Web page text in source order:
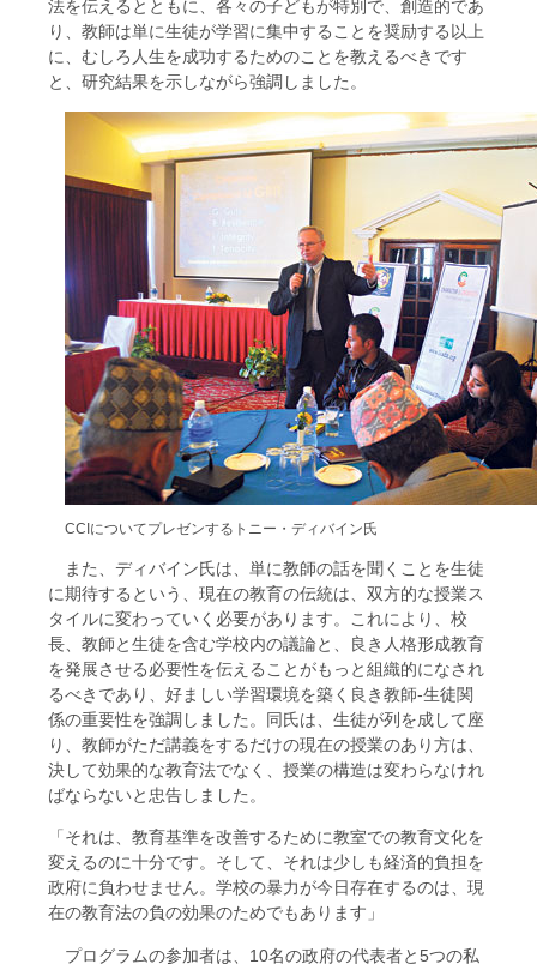
法を伝えるとともに、各々の子どもが特別で、創造的であ
り、教師は単に生徒が学習に集中することを奨励する以上
に、むしろ人生を成功するためのことを教えるべきです
と、研究結果を示しながら強調しました。
CCIについてプレゼンするトニー・ディバイン氏
また、ディバイン氏は、単に教師の話を聞くことを生徒
に期待するという、現在の教育の伝統は、双方的な授業ス
タイルに変わっていく必要があります。これにより、校
長、教師と生徒を含む学校内の議論と、良き人格形成教育
を発展させる必要性を伝えることがもっと組織的になされ
るべきであり、好ましい学習環境を築く良き教師-生徒関
係の重要性を強調しました。同氏は、生徒が列を成して座
り、教師がただ講義をするだけの現在の授業のあり方は、
決して効果的な教育法でなく、授業の構造は変わらなけれ
ばならないと忠告しました。
「それは、教育基準を改善するために教室での教育文化を
変えるのに十分です。そして、それは少しも経済的負担を
政府に負わせません。学校の暴力が今日存在するのは、現
在の教育法の負の効果のためでもあります」
プログラムの参加者は、10名の政府の代表者と5つの私